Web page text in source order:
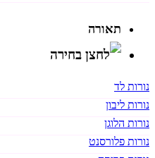
תאורה
נורות לד
נורות ליבון
נורות הלוגן
נורות פלורסנט